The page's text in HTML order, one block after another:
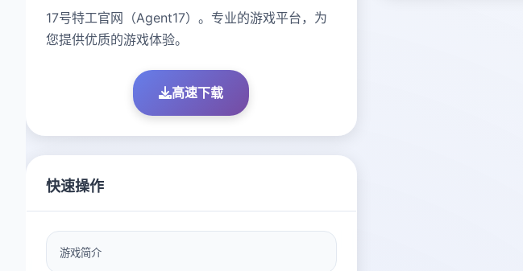
17号特工官网（Agent17）。专业的游戏平台，为
您提供优质的游戏体验。
高速下载
快速操作
游戏简介